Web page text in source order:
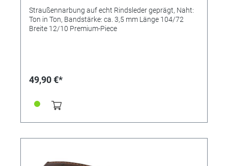
Straußennarbung auf echt Rindsleder geprägt, Naht:
Ton in Ton, Bandstärke: ca. 3,5 mm Länge 104/72
Breite 12/10 Premium-Piece
49,90 €*